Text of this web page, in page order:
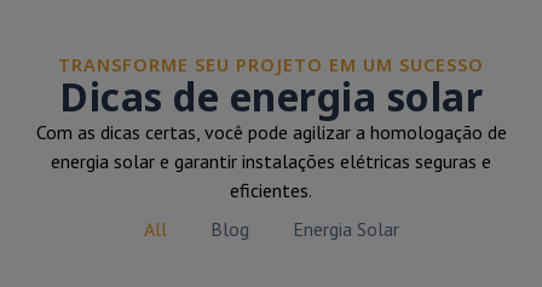
TRANSFORME SEU PROJETO EM UM SUCESSO
Dicas de energia solar
Com as dicas certas, você pode agilizar a homologação de
energia solar e garantir instalações elétricas seguras e
eficientes.
All
Blog Energia Solar